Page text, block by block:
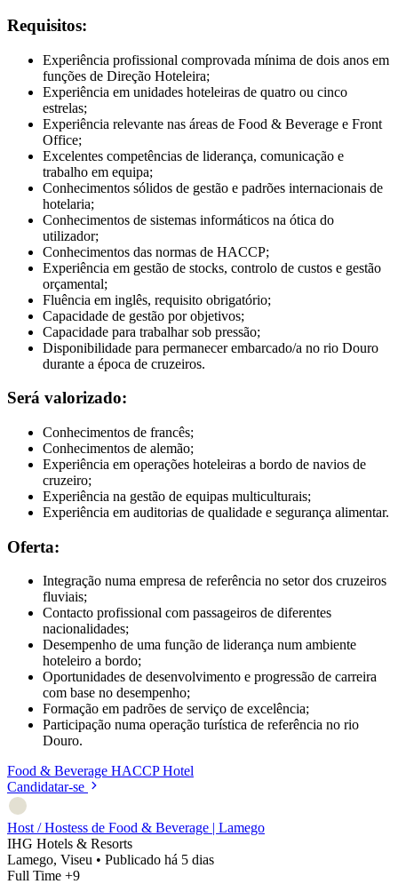
Requisitos:
Experiência profissional comprovada mínima de dois anos em
funções de Direção Hoteleira;
Experiência em unidades hoteleiras de quatro ou cinco
estrelas;
Experiência relevante nas áreas de Food & Beverage e Front
Office;
Excelentes competências de liderança, comunicação e
trabalho em equipa;
Conhecimentos sólidos de gestão e padrões internacionais de
hotelaria;
Conhecimentos de sistemas informáticos na ótica do
utilizador;
Conhecimentos das normas de HACCP;
Experiência em gestão de stocks, controlo de custos e gestão
orçamental;
Fluência em inglês, requisito obrigatório;
Capacidade de gestão por objetivos;
Capacidade para trabalhar sob pressão;
Disponibilidade para permanecer embarcado/a no rio Douro
durante a época de cruzeiros.
Será valorizado:
Conhecimentos de francês;
Conhecimentos de alemão;
Experiência em operações hoteleiras a bordo de navios de
cruzeiro;
Experiência na gestão de equipas multiculturais;
Experiência em auditorias de qualidade e segurança alimentar.
Oferta:
Integração numa empresa de referência no setor dos cruzeiros
fluviais;
Contacto profissional com passageiros de diferentes
nacionalidades;
Desempenho de uma função de liderança num ambiente
hoteleiro a bordo;
Oportunidades de desenvolvimento e progressão de carreira
com base no desempenho;
Formação em padrões de serviço de excelência;
Participação numa operação turística de referência no rio
Douro.
Food & Beverage HACCPHotel
Candidatar-se
Host / Hostess de Food & Beverage | Lamego
IHG Hotels & Resorts
Lamego, Viseu • Publicado há 5 dias
Full Time +9